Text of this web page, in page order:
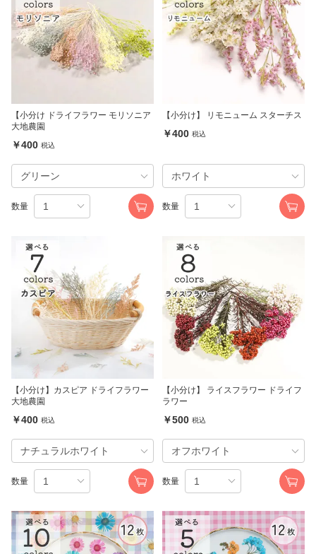
【小分け ドライフラワー モリソニア
大地農園
￥400 税込
数量
【小分け】 リモニューム スターチス
￥400 税込
数量
【小分け】カスピア ドライフラワー
大地農園
￥400 税込
数量
【小分け】 ライスフラワー ドライフ
ラワー
￥500 税込
数量